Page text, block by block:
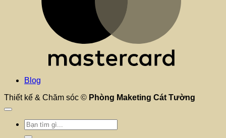
Blog
Thiết kế & Chăm sóc © Phòng Maketing Cát Tường
Tìm
kiếm: